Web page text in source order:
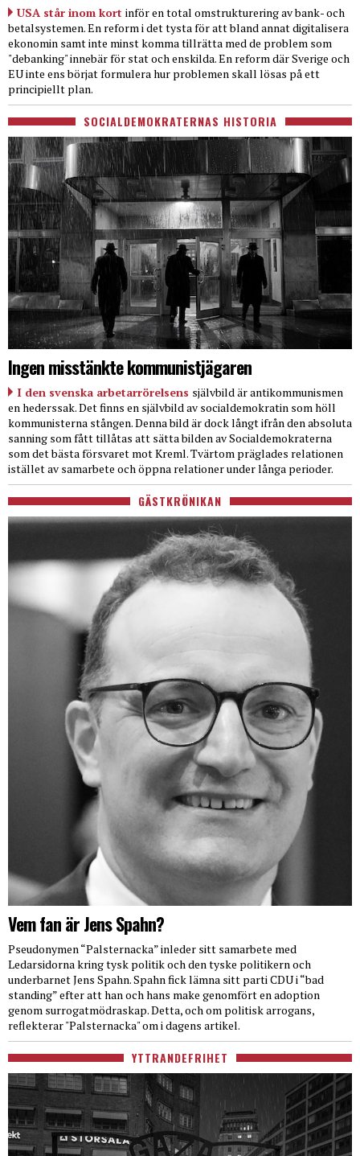
USA står inom kort inför en total omstrukturering av bank- och
betalsystemen. En reform i det tysta för att bland annat digitalisera
ekonomin samt inte minst komma tillrätta med de problem som
"debanking" innebär för stat och enskilda. En reform där Sverige och
EU inte ens börjat formulera hur problemen skall lösas på ett
principiellt plan.
SOCIALDEMOKRATERNAS HISTORIA
Ingen misstänkte kommunistjägaren
I den svenska arbetarrörelsens självbild är antikommunismen
en hederssak. Det finns en självbild av socialdemokratin som höll
kommunisterna stången. Denna bild är dock långt ifrån den absoluta
sanning som fått tillåtas att sätta bilden av Socialdemokraterna
som det bästa försvaret mot Kreml. Tvärtom präglades relationen
istället av samarbete och öppna relationer under långa perioder.
GÄSTKRÖNIKAN
Vem fan är Jens Spahn?
Pseudonymen “Palsternacka” inleder sitt samarbete med
Ledarsidorna kring tysk politik och den tyske politikern och
underbarnet Jens Spahn. Spahn fick lämna sitt parti CDU i “bad
standing” efter att han och hans make genomfört en adoption
genom surrogatmödraskap. Detta, och om politisk arrogans,
reflekterar "Palsternacka" om i dagens artikel.
YTTRANDEFRIHET